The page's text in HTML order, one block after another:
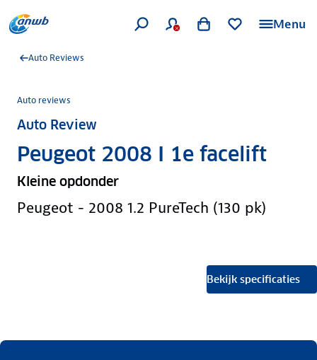
Menu
Auto Reviews
Auto reviews
Auto Review
Peugeot 2008 I 1e facelift
Kleine opdonder
Peugeot - 2008 1.2 PureTech (130 pk)
Bekijk specificaties